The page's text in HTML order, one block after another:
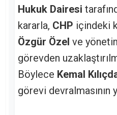
Hukuk Dairesi
kararla, CHP içindeki
Özgür Özel ve
görevden
Böylece Kemal
görevi devralmasının